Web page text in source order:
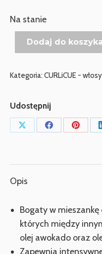
Na stanie
Dodaj do koszyka
Kategoria: CURLiCUE -
Udostępnij
UdostępnijUdostępnij
Opis
Bogaty w
których między
olej awokado oraz
Zapewnia